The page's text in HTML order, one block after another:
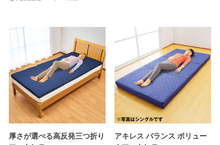
厚さが選べる高反発三つ折り
アキレス バランス ボリュー